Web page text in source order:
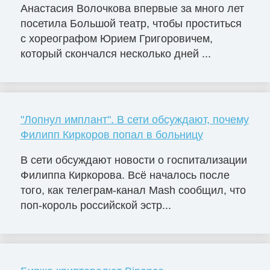
Анастасия Волочкова впервые за много лет
посетила Большой театр, чтобы проститься
с хореографом Юрием Григоровичем,
который скончался несколько дней ...
"Лопнул имплант". В сети обсуждают, почему
Филипп Киркоров попал в больницу
В сети обсуждают новости о госпитализации
Филиппа Киркорова. Всё началось после
того, как телеграм-канал Mash сообщил, что
поп-король российской эстр...